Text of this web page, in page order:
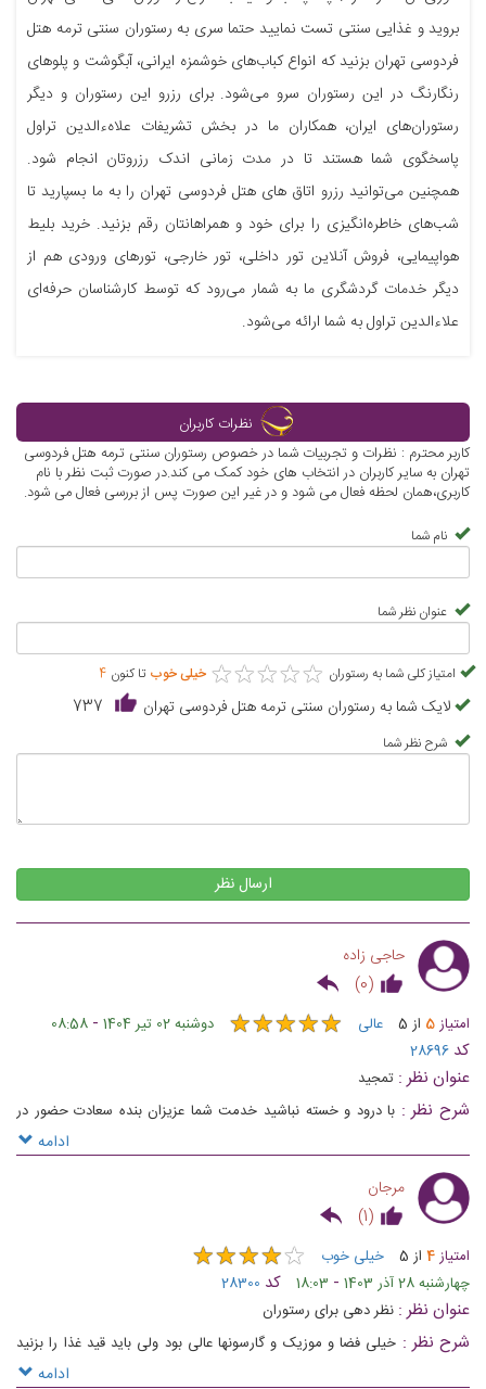
بروید و غذایی سنتی تست نمایید حتما سری به رستوران سنتی ترمه هتل
فردوسی تهران بزنید که انواع کباب‌های خوشمزه ایرانی، آبگوشت و پلوهای
رنگارنگ در این رستوران سرو می‌شود. برای رزرو این رستوران و دیگر
رستوران‌های ایران، همکاران ما در بخش تشریفات علاهءالدین تراول
پاسخگوی شما هستند تا در مدت زمانی اندک رزروتان انجام شود.
همچنین می‌توانید رزرو اتاق های هتل فردوسی تهران را به ما بسپارید تا
شب‌های خاطره‌انگیزی را برای خود و همراهانتان رقم بزنید. خرید بلیط
هواپیمایی، فروش آنلاین تور داخلی، تور خارجی، تورهای ورودی هم از
دیگر خدمات گردشگری ما به شمار می‌رود که توسط کارشناسان حرفه‌ای
علاءالدین تراول به شما ارائه می‌شود.
نظرات کاربران
کاربر محترم : نظرات و تجربیات شما در خصوص رستوران سنتی ترمه هتل فردوسی
تهران به سایر کاربران در انتخاب های خود کمک می کند.در صورت ثبت نظر با نام
کاربری،همان لحظه فعال می شود و در غیر این صورت پس از بررسی فعال می شود.
نام شما
عنوان نظر شما
امتیاز کلی شما به رستوران ★★★★★
★★★★★ خیلی خوب تا کنون 4
لایک شما به رستوران سنتی ترمه هتل فردوسی تهران 737
شرح نظر شما
ارسال نظر
حاجی زاده
(
0
)
امتیاز5 از 5 عالی ★★★★★
★★★★★ دوشنبه 02 تیر 1404 -
08:58
کد 28696
عنوان نظر : تمجید
شرح نظر : با درود و خسته نباشید خدمت شما عزیزان بنده سعادت حضور در
رستوران شما رو داشتم بسیار عالی و خاطره انگیز بود موفق و پیروز باشیدادامه
مرجان
(
1
)
امتیاز4 از 5 خیلی خوب ★★★★★
★★★★★
چهارشنبه 28 آذر 1403 -
18:03 کد 28300
عنوان نظر : نظر دهی برای رستوران
شرح نظر : خیلی فضا و موزیک و گارسونها عالی بود ولی باید قید غذا را بزنید
ادامه